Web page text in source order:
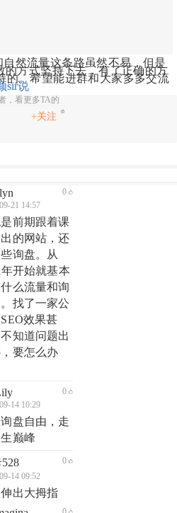
然流量这条路虽然不易，但是
的方式坚持下去，有了正确的方
的。希望能进群和大家多多交流
sir说
，看更多TA的
+关注
21 14:57
0
前期跟着课
的网站，还
询盘。从
年开始就基本
么流量和询
找了一家公
效果甚
知道问题出
要怎么办
14 10:29
0
盘自由，走
生巅峰
14 09:52
0
出大拇指